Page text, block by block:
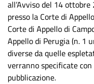
all’Avviso del 14
presso la Corte di
Corte di Appello di
Appello di Perugia (n. 1
diverse da quelle
verranno specificate
pubblicazione.